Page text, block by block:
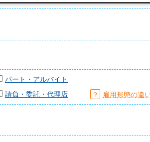
パート・アルバイト
請負・委託・代理店 ？ 雇用形態の違